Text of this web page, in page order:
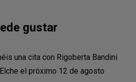
gustar
una cita con Rigoberta Bandini
el próximo 12 de agosto